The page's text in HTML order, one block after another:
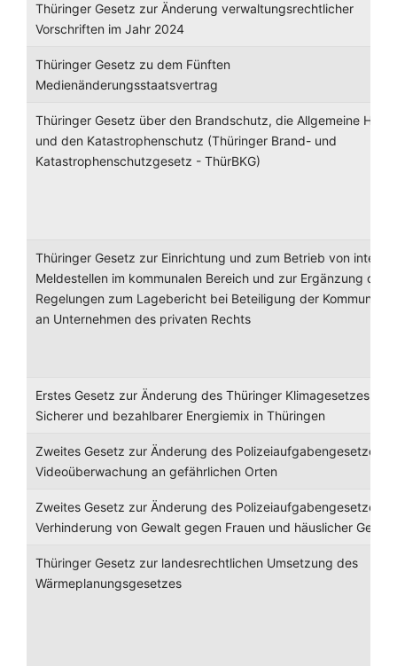
Thüringer Gesetz zur Änderung verwaltungsrechtlicher
Vorschriften im Jahr 2024
Thüringer Gesetz zu dem Fünften
Medienänderungsstaatsvertrag
Thüringer Gesetz über den Brandschutz, die Allgemeine Hilfe
und den Katastrophenschutz (Thüringer Brand- und
Katastrophenschutzgesetz - ThürBKG)
Thüringer Gesetz zur Einrichtung und zum Betrieb von
Meldestellen im kommunalen Bereich und zur Ergänzung der
Regelungen zum Lagebericht bei Beteiligung der Kommunen
an Unternehmen des privaten Rechts
Erstes Gesetz zur Änderung des Thüringer Klimagesetzes -
Sicherer und bezahlbarer Energiemix in Thüringen
Zweites Gesetz zur Änderung des Polizeiaufgabengesetzes -
Videoüberwachung an gefährlichen Orten
Zweites Gesetz zur Änderung des Polizeiaufgabengesetzes -
Verhinderung von Gewalt gegen Frauen und häuslicher Gewalt
Thüringer Gesetz zur landesrechtlichen Umsetzung des
Wärmeplanungsgesetzes